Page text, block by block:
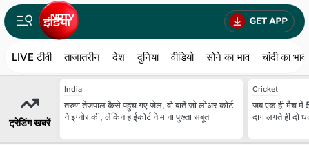
LIVE टीवी ताजातरीन देश दुनिया वीडियो सोने का भाव चांदी का भाव
ट्रेडिंग खबरें
India
तरुण तेजपाल कैसे पहुंच गए जेल, वो बातें जो लोअर कोर्ट
ने इग्नोर की, लेकिन हाईकोर्ट ने माना पुख्ता सबूत
Cricket
जब एक ही मैच में
दाग लगते ही दो